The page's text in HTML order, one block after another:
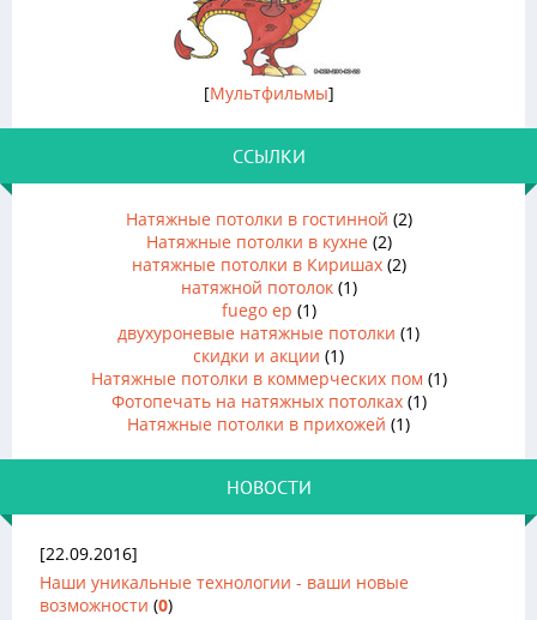
[Мультфильмы]
ССЫЛКИ
Натяжные потолки в гостинной (2)
Натяжные потолки в кухне (2)
натяжные потолки в Киришах(2)
натяжной потолок(1)
fuego ep (1)
двухуроневые натяжные потолки (1)
скидки и акции (1)
Натяжные потолки в коммерческих пом (1)
Фотопечать на натяжных потолках(1)
Натяжные потолки в прихожей (1)
НОВОСТИ
[22.09.2016]
Наши уникальные технологии - ваши новые
возможности (0)